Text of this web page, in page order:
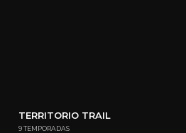
TERRITORIO TRAIL
9 TEMPORADAS